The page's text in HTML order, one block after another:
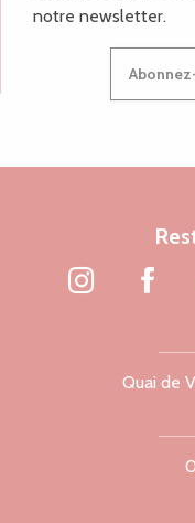
notre newsletter.
Quai de